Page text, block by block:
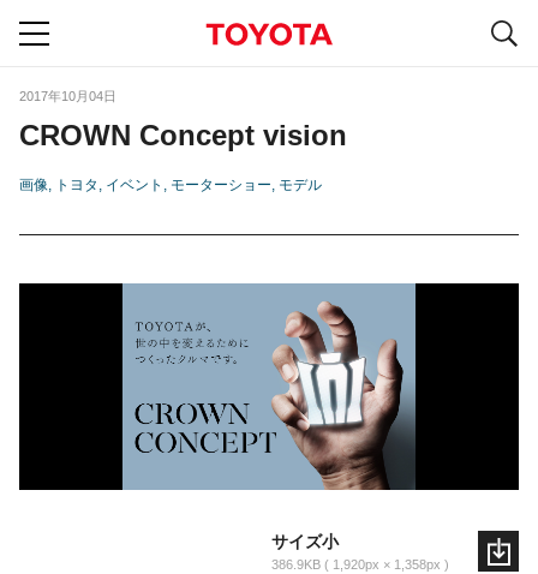
2017年10月04日
CROWN Concept vision
画像 トヨタ イベント モーターショー モデル
サイズ小
386.9KB 1,920px × 1,358px